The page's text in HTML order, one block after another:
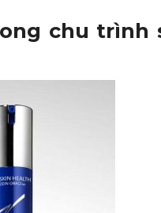
chu trình